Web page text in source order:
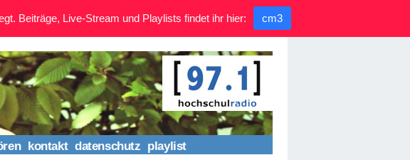
kontakt datenschutz playlist
Beiträge, Live-Stream und Playlists findet ihr hier: cm3